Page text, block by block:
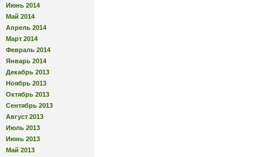
Июнь 2014
Май 2014
Апрель 2014
Март 2014
Февраль 2014
Январь 2014
Декабрь 2013
Ноябрь 2013
Октябрь 2013
Сентябрь 2013
Август 2013
Июль 2013
Июнь 2013
Май 2013